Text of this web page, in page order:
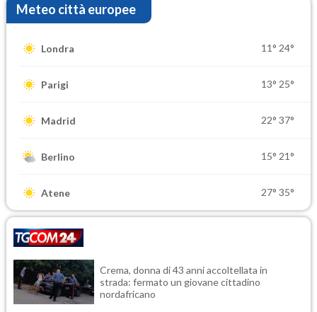
Meteo città europee
Londra 11° 24°
Parigi 13° 25°
Madrid 22° 37°
Berlino 15° 21°
Atene 27° 35°
Crema, donna di 43 anni accoltellata in
strada: fermato un giovane cittadino
nordafricano